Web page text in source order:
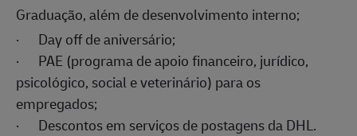
Graduação, além de desenvolvimento interno;
·
Day off de aniversário;
·
PAE (programa de apoio financeiro, jurídico,
psicológico, social e veterinário) para os
empregados;
·
Descontos em serviços de postagens da DHL.